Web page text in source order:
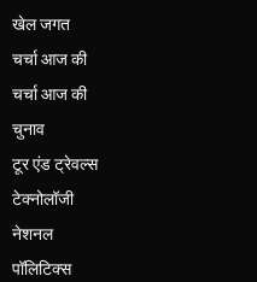
खेल जगत
चर्चा आज की
चर्चा आज की
चुनाव
टूर एंड ट्रेवल्स
टेक्नोलॉजी
नेशनल
पॉलिटिक्स